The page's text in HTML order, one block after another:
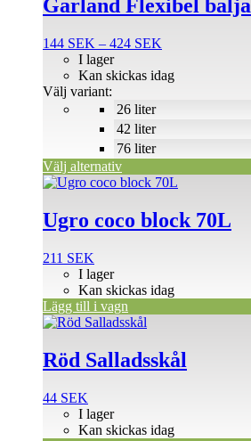
Garland Flexibel balja
144 SEK – 424 SEK
till
26 liter
42 liter
76 liter
I lager
Kan skickas idag
Välj variant:
Välj alternativ
har
varianter.
olika
alternativen
produktsidan
Ugro coco block 70L
211 SEK
I lager
Kan skickas idag
Lägg till i vagn
Röd Salladsskål
44 SEK
I lager
Kan skickas idag